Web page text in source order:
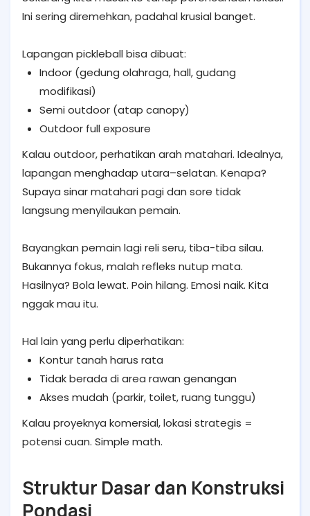
Ini sering diremehkan, padahal krusial banget.
Lapangan pickleball bisa dibuat:
Indoor (gedung olahraga, hall, gudang
modifikasi)
Semi outdoor (atap canopy)
Outdoor full exposure
Kalau outdoor, perhatikan arah matahari. Idealnya,
lapangan menghadap utara–selatan. Kenapa?
Supaya sinar matahari pagi dan sore tidak
langsung menyilaukan pemain.
Bayangkan pemain lagi reli seru, tiba-tiba silau.
Bukannya fokus, malah refleks nutup mata.
Hasilnya? Bola lewat. Poin hilang. Emosi naik. Kita
nggak mau itu.
Hal lain yang perlu diperhatikan:
Kontur tanah harus rata
Tidak berada di area rawan genangan
Akses mudah (parkir, toilet, ruang tunggu)
Kalau proyeknya komersial, lokasi strategis =
potensi cuan. Simple math.
Struktur Dasar dan Konstruksi
Pondasi